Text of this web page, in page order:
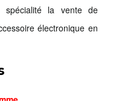
spécialité la vente de
électronique en